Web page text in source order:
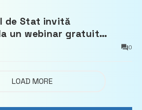
de Stat invită
un webinar gratuit
impozitului pe bunurile
0
LOAD MORE